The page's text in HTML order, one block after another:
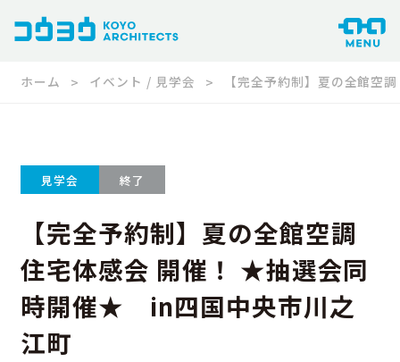
ホーム イベント / 見学会 【完全予約制】夏の全館
見学会 終了
【完全予約制】夏の全館空調
住宅体感会 開催！ ★抽選会同
時開催★ in四国中央市川之
江町